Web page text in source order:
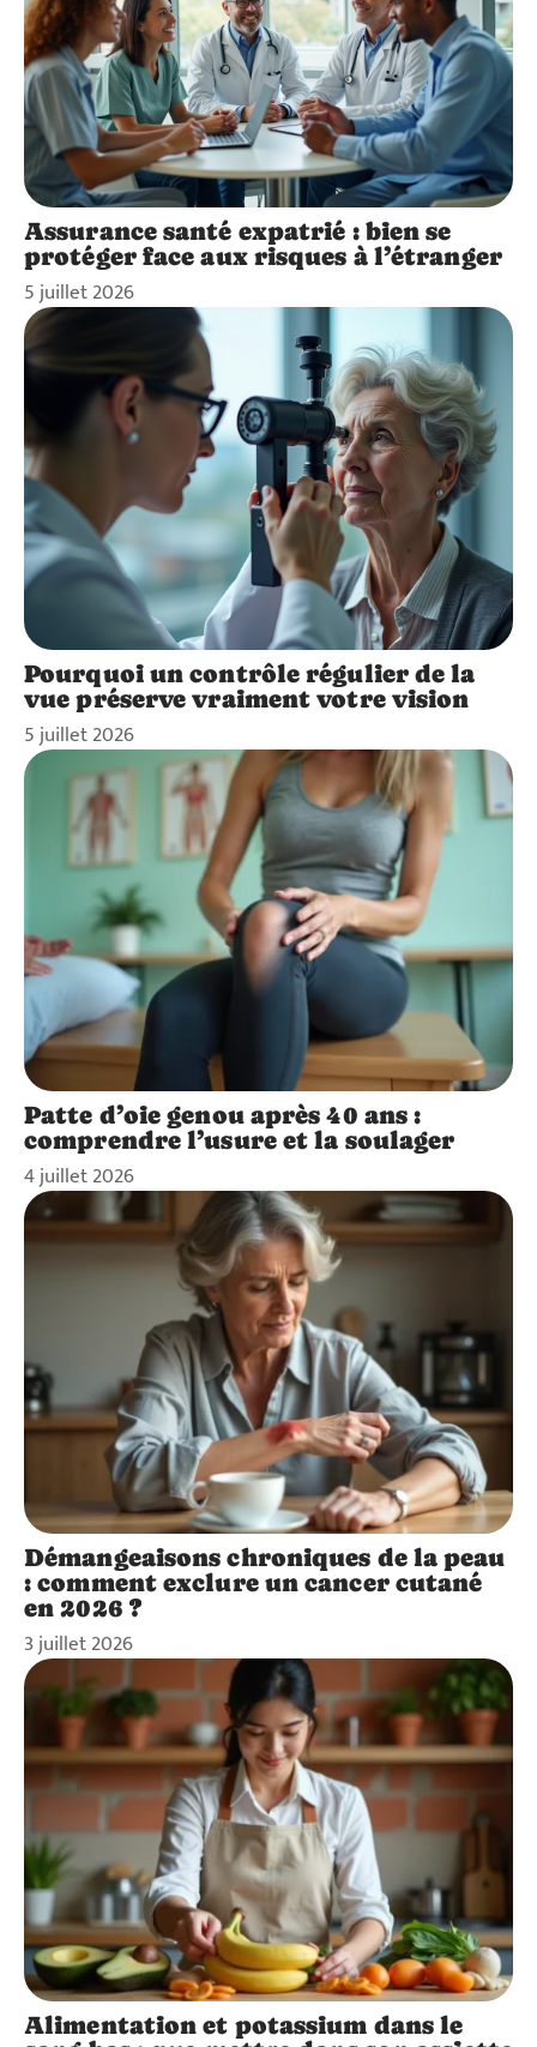
Assurance santé expatrié : bien se
protéger face aux risques à l’étranger
5 juillet 2026
Pourquoi un contrôle régulier de la
vue préserve vraiment votre vision
5 juillet 2026
Patte d’oie genou après 40 ans :
comprendre l’usure et la soulager
4 juillet 2026
Démangeaisons chroniques de la peau
: comment exclure un cancer cutané
en 2026 ?
3 juillet 2026
Alimentation et potassium dans le